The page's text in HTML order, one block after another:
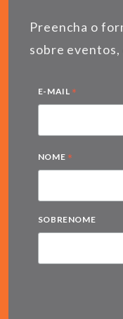
Preencha o
sobre eventos,
E-MAIL *
NOME *
SOBRENOME